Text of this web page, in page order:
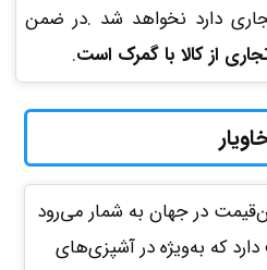
دارد نخواهد شد .در ضمن
از کالا با گمرک است.
در جهان به شمار می‌رود
که به‌ویژه در آشپزی‌های